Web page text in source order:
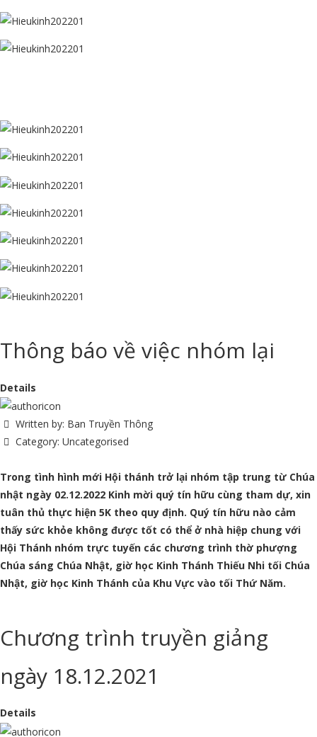
Thông báo về việc nhóm lại
Details
Written by: Ban Truyền Thông
Category: Uncategorised
Trong tình hình mới Hội thánh trở lại nhóm tập trung từ Chúa
nhật ngày 02.12.2022 Kinh mời quý tín hữu cùng tham dự, xin
tuân thủ thực hiện 5K theo quy định. Quý tín hữu nào cảm
thấy sức khỏe không được tốt có thể ở nhà hiệp chung với
Hội Thánh nhóm trực tuyến các chương trình thờ phượng
Chúa sáng Chúa Nhật, giờ học Kinh Thánh Thiếu Nhi tối Chúa
Nhật, giờ học Kinh Thánh của Khu Vực vào tối Thứ Năm.
Chương trình truyền giảng
ngày 18.12.2021
Details